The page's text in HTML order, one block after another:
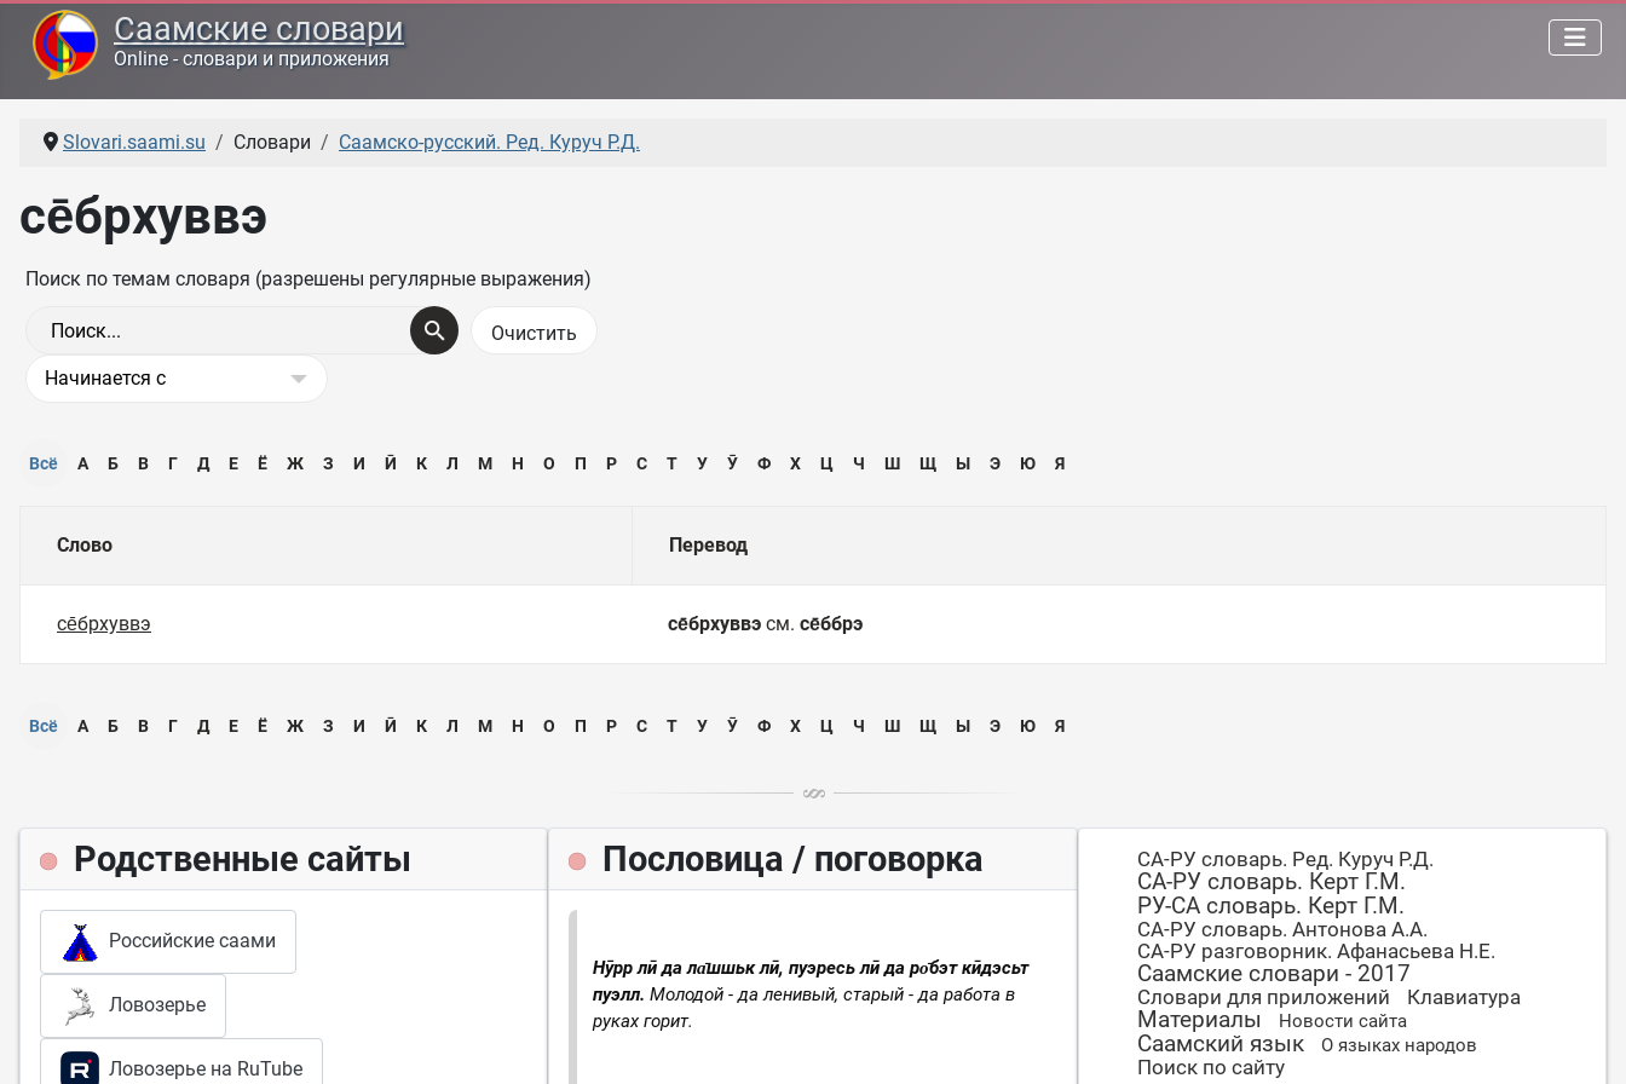
Саамские словари
Online - словари и приложения
Slovari.saami.su Словари Саамско-русский. Ред. Куруч Р.Д.
се̄брхуввэ
Поиск по темам словаря (разрешены регулярные выражения)
Всё А Б В Г Д Е Ё Ж З И Ӣ К Л М Н О П Р С Т У Ӯ Ф Х Ц Ч Ш Щ Ы Э Ю Я
Слово Перевод
се̄брхуввэ се̄брхуввэ см. се̄ббрэ
Всё А Б В Г Д Е Ё Ж З И Ӣ К Л М Н О П Р С Т У Ӯ Ф Х Ц Ч Ш Щ Ы Э Ю Я
Родственные сайты
Российские саами
Ловозерье
Ловозерье на RuTube
Пословица / поговорка
Нӯрр лӣ да ла̄шшьк лӣ, пуэресь лӣ да ро̄бэт кӣдэсьт
пуэлл. Молодой - да ленивый, старый - да работа в
руках горит.
СА-РУ словарь. Ред. Куруч Р.Д.
СА-РУ словарь. Керт Г.М.
РУ-СА словарь. Керт Г.М.
СА-РУ словарь. Антонова А.А.
СА-РУ разговорник. Афанасьева Н.Е.
Саамские словари - 2017
Словари для приложений Клавиатура
Материалы Новости сайта
Саамский язык О языках народов
Поиск по сайту